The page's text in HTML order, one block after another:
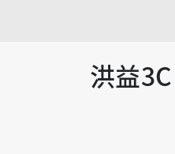
洪益3C